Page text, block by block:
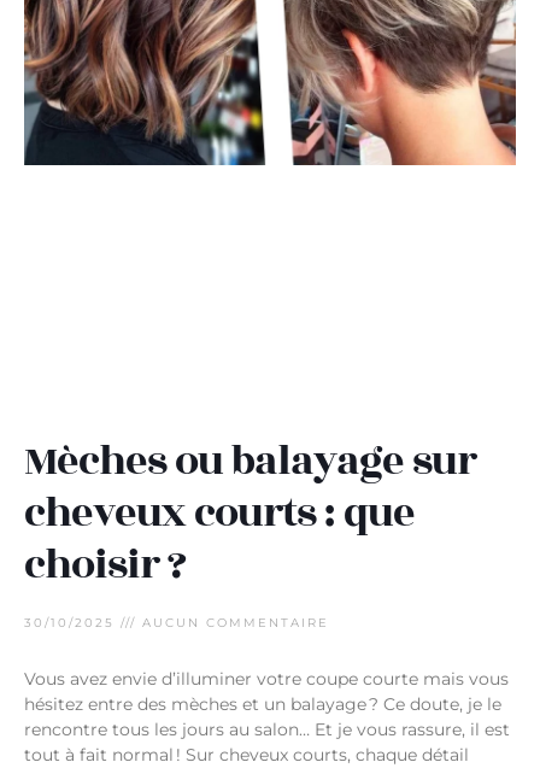
Mèches ou balayage sur
cheveux courts : que
choisir ?
30/10/2025 AUCUN COMMENTAIRE
Vous avez envie d’illuminer votre coupe courte mais vous
hésitez entre des mèches et un balayage ? Ce doute, je le
rencontre tous les jours au salon… Et je vous rassure, il est
tout à fait normal ! Sur cheveux courts, chaque détail